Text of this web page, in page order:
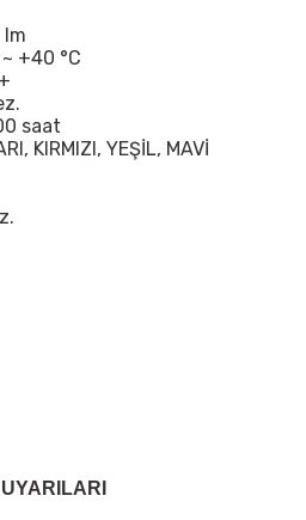
lm
~ +40 °C
saat
KIRMIZI, YEŞİL, MAVİ